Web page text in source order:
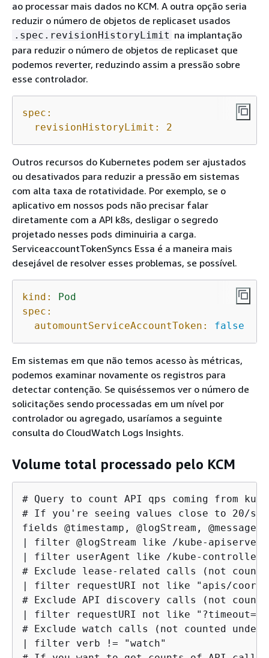
ao processar mais dados no KCM. A outra opção seria
reduzir o número de objetos de replicaset usados
.spec.revisionHistoryLimit na implantação
para reduzir o número de objetos de replicaset que
podemos reverter, reduzindo assim a pressão sobre
esse controlador.
spec:
revisionHistoryLimit:
2
Outros recursos do Kubernetes podem ser ajustados
ou desativados para reduzir a pressão em sistemas
com alta taxa de rotatividade. Por exemplo, se o
aplicativo em nossos pods não precisar falar
diretamente com a API k8s, desligar o segredo
projetado nesses pods diminuiria a carga.
ServiceaccountTokenSyncs Essa é a maneira mais
desejável de resolver esses problemas, se possível.
kind:
Pod
spec:
automountServiceAccountToken:
false
Em sistemas em que não temos acesso às métricas,
podemos examinar novamente os registros para
detectar contenção. Se quiséssemos ver o número de
solicitações sendo processadas em um nível por
controlador ou agregado, usaríamos a seguinte
consulta do CloudWatch Logs Insights.
Volume total processado pelo KCM
# Query to count API qps coming from
# If you're seeing values close to 20/
fields @timestamp, @logStream, @message
| filter @logStream like /kube-
| filter userAgent like /kube-controller-
# Exclude lease-related calls (not
| filter requestURI not like "apis/
# Exclude API discovery calls (not
| filter requestURI not like
# Exclude watch calls (not counted under
| filter verb != "watch"